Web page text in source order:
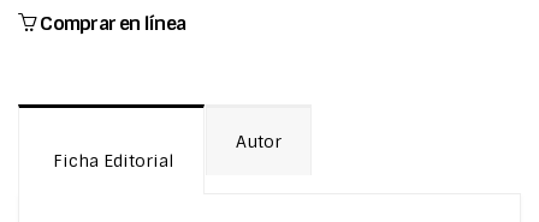
Comprar en línea
Ficha Editorial
Autor